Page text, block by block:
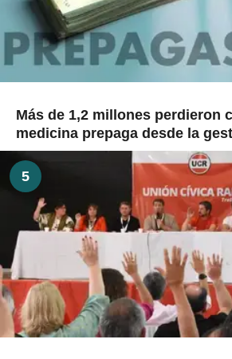
Más de 1,2 millones perdieron
medicina prepaga desde la
5